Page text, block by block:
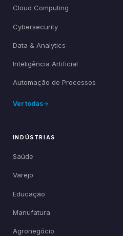
Cloud Computing
Cybersecurity
Data & Analytics
Inteligência Artificial
Automação de Processos
Ver todas
INDÚSTRIAS
Saúde
Varejo
Educação
Manufatura
Agronegócio